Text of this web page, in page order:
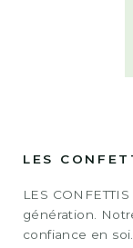
LES
LES
génération.
confiance en soi.